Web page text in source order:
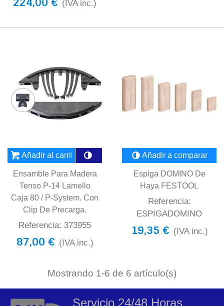
(IVA inc.)
Añadir al carrito
Ensamble Para Madera
Tenso P-14 Lamello
Caja 80 / P-System. Con
Clip De Precarga.
Referencia: 373955
87,00 € (IVA inc.)
Añadir a comparar
Espiga DOMINO De
Haya FESTOOL
Referencia:
ESPIGADOMINO
19,35 € (IVA inc.)
Mostrando 1-6 de 6 artículo(s)
Servicio 24/48 Horas